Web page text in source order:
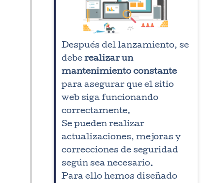
Después del lanzamiento, se
debe realizar un
mantenimiento constante
para asegurar que el sitio
web siga funcionando
correctamente.
Se pueden realizar
actualizaciones, mejoras y
correcciones de seguridad
según sea necesario.
Para ello hemos diseñado